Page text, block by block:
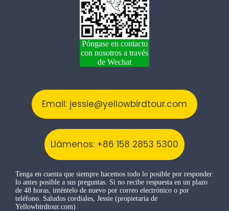
Póngase en contacto
con nosotros a través
de Wechat
Email: jessie@yellowbirdtour.com
Llámenos: +86 158 2853 5300
Tenga en cuenta que siempre hacemos todo lo posible por responder
lo antes posible a sus preguntas. Si no recibe respuesta en un plazo
de 48 horas, inténtelo de nuevo por correo electrónico o por
teléfono. Saludos cordiales, Jessie (propietaria de
Yellowbirdtour.com)